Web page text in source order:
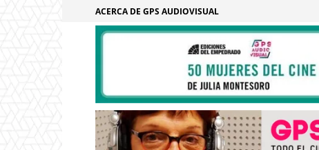
ACERCA DE GPS AUDIOVISUAL